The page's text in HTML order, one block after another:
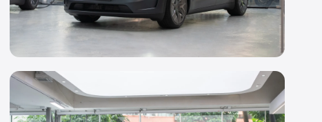
透明 PPF
Tesla Model Y L